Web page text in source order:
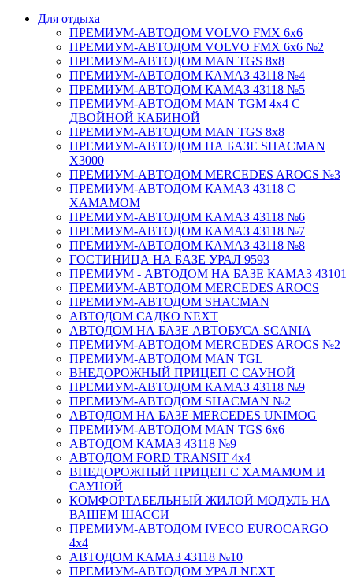
Для отдыха
ПРЕМИУМ-АВТОДОМ VOLVO FMX 6x6
ПРЕМИУМ-АВТОДОМ VOLVO FMX 6x6 №2
ПРЕМИУМ-АВТОДОМ MAN TGS 8х8
ПРЕМИУМ-АВТОДОМ КАМАЗ 43118 №4
ПРЕМИУМ-АВТОДОМ КАМАЗ 43118 №5
ПРЕМИУМ-АВТОДОМ MAN TGM 4х4 С
ДВОЙНОЙ КАБИНОЙ
ПРЕМИУМ-АВТОДОМ MAN TGS 8х8
ПРЕМИУМ-АВТОДОМ НА БАЗЕ SHACMAN
X3000
ПРЕМИУМ-АВТОДОМ MERCEDES AROCS №3
ПРЕМИУМ-АВТОДОМ КАМАЗ 43118 С
ХАМАМОМ
ПРЕМИУМ-АВТОДОМ КАМАЗ 43118 №6
ПРЕМИУМ-АВТОДОМ КАМАЗ 43118 №7
ПРЕМИУМ-АВТОДОМ КАМАЗ 43118 №8
ГОСТИНИЦА НА БАЗЕ УРАЛ 9593
ПРЕМИУМ - АВТОДОМ НА БАЗЕ КАМАЗ 43101
ПРЕМИУМ-АВТОДОМ MERCEDES AROCS
ПРЕМИУМ-АВТОДОМ SHACMAN
АВТОДОМ САДКО NEXT
АВТОДОМ НА БАЗЕ АВТОБУСА SCANIA
ПРЕМИУМ-АВТОДОМ MERCEDES AROCS №2
ПРЕМИУМ-АВТОДОМ MAN TGL
ВНЕДОРОЖНЫЙ ПРИЦЕП С САУНОЙ
ПРЕМИУМ-АВТОДОМ КАМАЗ 43118 №9
ПРЕМИУМ-АВТОДОМ SHACMAN №2
АВТОДОМ НА БАЗЕ MERCEDES UNIMOG
ПРЕМИУМ-АВТОДОМ MAN TGS 6х6
АВТОДОМ КАМАЗ 43118 №9
АВТОДОМ FORD TRANSIT 4x4
ВНЕДОРОЖНЫЙ ПРИЦЕП С ХАМАМОМ И
САУНОЙ
КОМФОРТАБЕЛЬНЫЙ ЖИЛОЙ МОДУЛЬ НА
ВАШЕМ ШАССИ
ПРЕМИУМ-АВТОДОМ IVECO EUROCARGO
4х4
АВТОДОМ КАМАЗ 43118 №10
ПРЕМИУМ-АВТОДОМ УРАЛ NEXT